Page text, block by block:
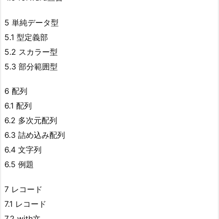
5 単純データ型
5.1 型定義部
5.2 スカラー型
5.3 部分範囲型
6 配列
6.1 配列
6.2 多次元配列
6.3 詰め込み配列
6.4 文字列
6.5 例題
7 レコード
7.1 レコード